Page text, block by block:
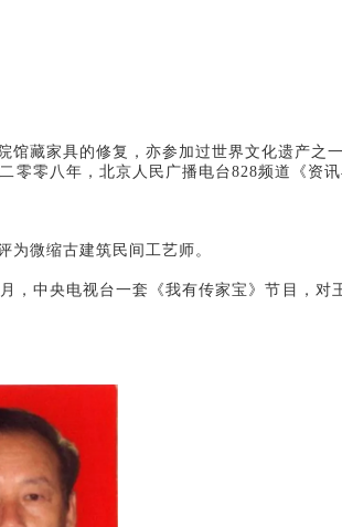
藏家具的修复，亦参加过世界文化遗产之
零零八年，北京人民广播电台828频道《资
为微缩古建筑民间工艺师。
中央电视台一套《我有传家宝》节目，对